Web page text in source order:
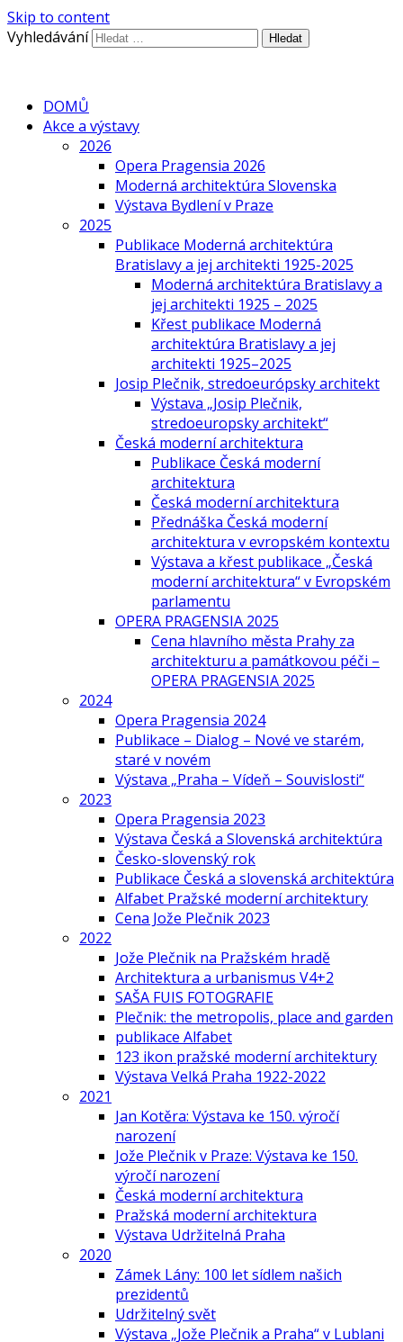
Skip to content
Vyhledávání
DOMŮ
Akce a výstavy
2026
Opera Pragensia 2026
Moderná architektúra Slovenska
Výstava Bydlení v Praze
2025
Publikace Moderná architektúra
Bratislavy a jej architekti 1925-2025
Moderná architektúra Bratislavy a
jej architekti 1925 – 2025
Křest publikace Moderná
architektúra Bratislavy a jej
architekti 1925–2025
Josip Plečnik, stredoeurópsky architekt
Výstava „Josip Plečnik,
stredoeuropsky architekt“
Česká moderní architektura
Publikace Česká moderní
architektura
Česká moderní architektura
Přednáška Česká moderní
architektura v evropském kontextu
Výstava a křest publikace „Česká
moderní architektura“ v Evropském
parlamentu
OPERA PRAGENSIA 2025
Cena hlavního města Prahy za
architekturu a památkovou péči –
OPERA PRAGENSIA 2025
2024
Opera Pragensia 2024
Publikace – Dialog – Nové ve starém,
staré v novém
Výstava „Praha – Vídeň – Souvislosti“
2023
Opera Pragensia 2023
Výstava Česká a Slovenská architektúra
Česko-slovenský rok
Publikace Česká a slovenská architektúra
Alfabet Pražské moderní architektury
Cena Jože Plečnik 2023
2022
Jože Plečnik na Pražském hradě
Architektura a urbanismus V4+2
SAŠA FUIS FOTOGRAFIE
Plečnik: the metropolis, place and garden
publikace Alfabet
123 ikon pražské moderní architektury
Výstava Velká Praha 1922-2022
2021
Jan Kotěra: Výstava ke 150. výročí
narození
Jože Plečnik v Praze: Výstava ke 150.
výročí narození
Česká moderní architektura
Pražská moderní architektura
Výstava Udržitelná Praha
2020
Zámek Lány: 100 let sídlem našich
prezidentů
Udržitelný svět
Výstava „Jože Plečnik a Praha“ v Lublani